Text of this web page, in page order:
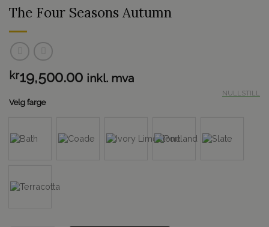
The Four Seasons Autumn
kr19,500.00 inkl. mva
Velg farge
NULLSTILL